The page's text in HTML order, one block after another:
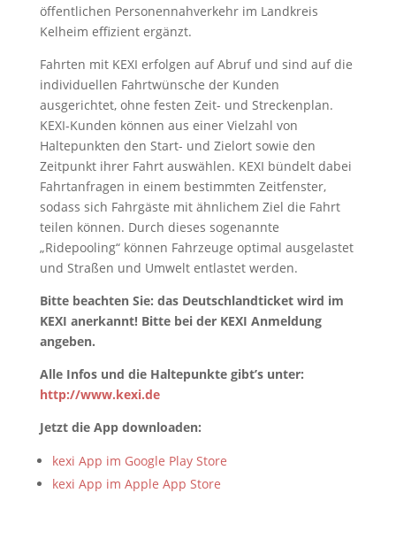
öffentlichen Personennahverkehr im Landkreis
Kelheim effizient ergänzt.
Fahrten mit KEXI erfolgen auf Abruf und sind auf die
individuellen Fahrtwünsche der Kunden
ausgerichtet, ohne festen Zeit- und Streckenplan.
KEXI-Kunden können aus einer Vielzahl von
Haltepunkten den Start- und Zielort sowie den
Zeitpunkt ihrer Fahrt auswählen. KEXI bündelt dabei
Fahrtanfragen in einem bestimmten Zeitfenster,
sodass sich Fahrgäste mit ähnlichem Ziel die Fahrt
teilen können. Durch dieses sogenannte
„Ridepooling“ können Fahrzeuge optimal ausgelastet
und Straßen und Umwelt entlastet werden.
Bitte beachten Sie: das Deutschlandticket wird im
KEXI anerkannt! Bitte bei der KEXI Anmeldung
angeben.
Alle Infos und die Haltepunkte gibt’s unter:
http://www.kexi.de
Jetzt die App downloaden:
kexi App im Google Play Store
kexi App im Apple App Store